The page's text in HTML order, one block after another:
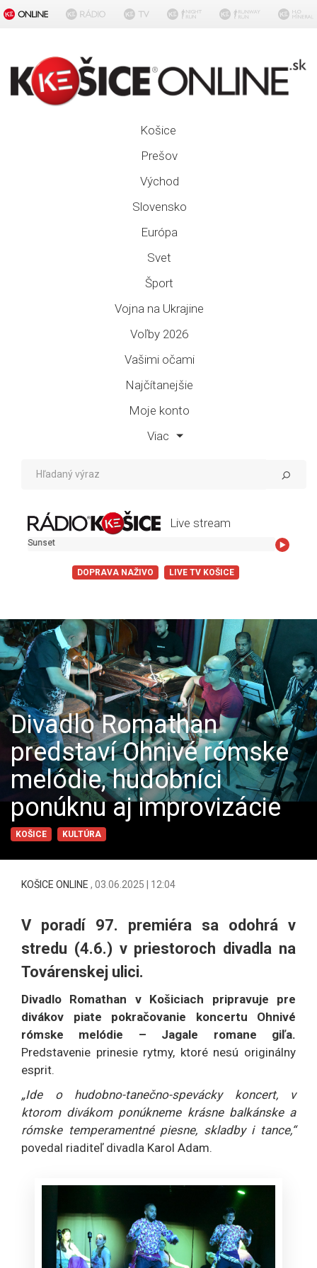
Košice
Prešov
Východ
Slovensko
Európa
Svet
Šport
Vojna na Ukrajine
Voľby 2026
Vašimi očami
Najčítanejšie
Moje konto
Viac
Live stream
Sunset
DOPRAVA NAŽIVO LIVE TV KOŠICE
Divadlo Romathan
predstaví Ohnivé rómske
melódie, hudobníci
ponúknu aj improvizácie
KOŠICE KULTÚRA
KOŠICE ONLINE , 03.06.2025 | 12:04
V poradí 97. premiéra sa odohrá v
stredu (4.6.) v priestoroch divadla na
Továrenskej ulici.
Divadlo Romathan v Košiciach pripravuje pre
divákov piate pokračovanie koncertu Ohnivé
rómske melódie – Jagale romane giľa.
Predstavenie prinesie rytmy, ktoré nesú originálny
esprit.
„Ide o hudobno-tanečno-spevácky koncert, v
ktorom divákom ponúkneme krásne balkánske a
rómske temperamentné piesne, skladby i tance,“
povedal riaditeľ divadla Karol Adam.